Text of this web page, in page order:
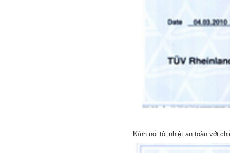
Kính nổi tôi nhiệt an toàn với